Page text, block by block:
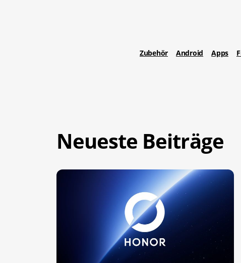
Zubehör Android Apps
Neueste Beiträge